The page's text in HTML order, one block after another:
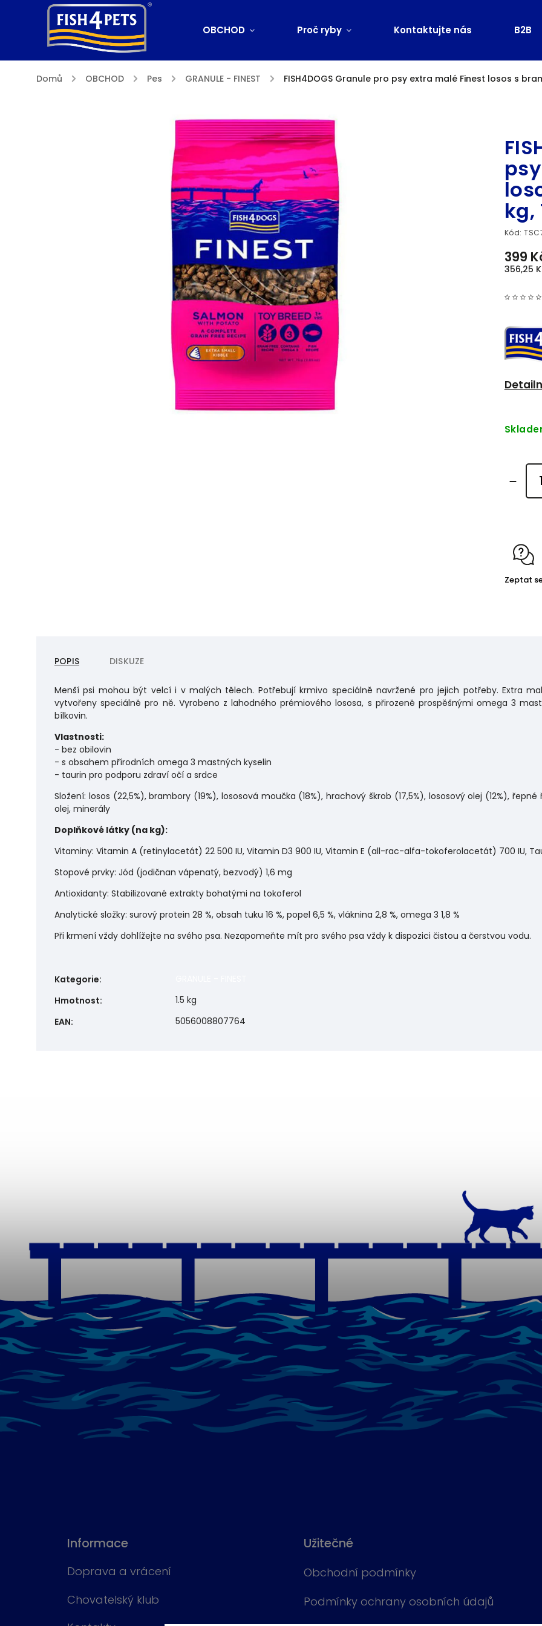
OBCHOD Proč ryby Kontaktujte nás B2B
Domů / OBCHOD / Pes / GRANULE - FINEST / FISH4DOGS Granule pro psy extra malé Finest losos s
kg,
Kód:
399
356,25
Zeptat
POPIS DISKUZE
Menší psi mohou být velcí i v malých tělech. Potřebují krmivo speciálně navržené pro jejich potřeby. Extra
vytvořeny speciálně pro ně. Vyrobeno z lahodného prémiového lososa, s přirozeně prospěšnými omega 3
bílkovin.
Vlastnosti:
- bez obilovin
- s obsahem přírodních omega 3 mastných kyselin
- taurin pro podporu zdraví očí a srdce
Složení: losos (22,5%), brambory (19%), lososová moučka (18%), hrachový škrob (17,5%), lososový olej (12%),
olej, minerály
Doplňkové látky (na kg):
Vitaminy: Vitamin A (retinylacetát) 22 500 IU, Vitamin D3 900 IU, Vitamin E (all-rac-alfa-tokoferolacetát) 700 IU,
Stopové prvky: Jód (jodičnan vápenatý, bezvodý) 1,6 mg
Antioxidanty: Stabilizované extrakty bohatými na tokoferol
Analytické složky: surový protein 28 %, obsah tuku 16 %, popel 6,5 %, vláknina 2,8 %, omega 3 1,8 %
Při krmení vždy dohlížejte na svého psa. Nezapomeňte mít pro svého psa vždy k dispozici čistou a čerstvou vodu.
Kategorie:
Hmotnost:
1.5 kg
EAN: 5056008807764
Informace
Doprava a vrácení
Chovatelský klub
Užitečné
Obchodní podmínky
Podmínky ochrany osobních údajů